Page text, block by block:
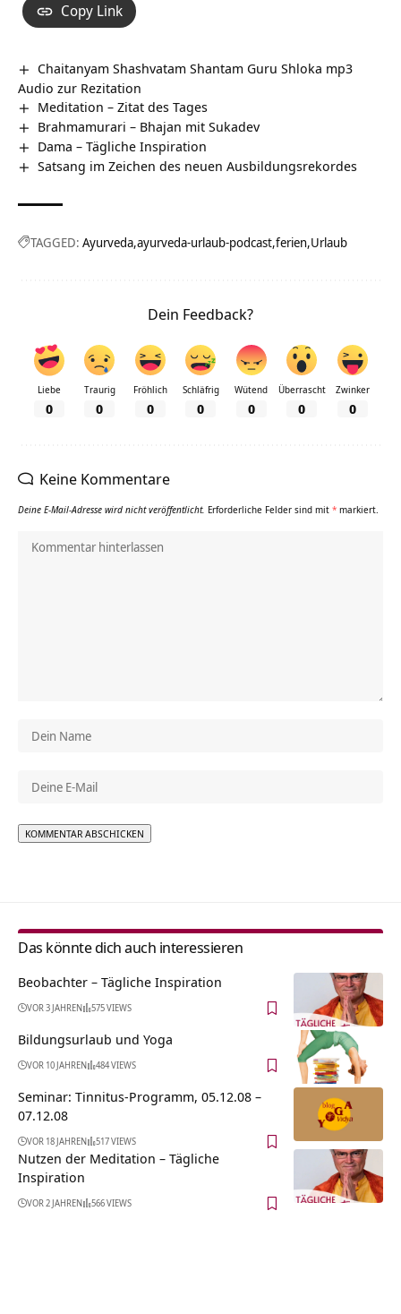
Copy Link
Chaitanyam Shashvatam Shantam Guru Shloka mp3
Audio zur Rezitation
Meditation – Zitat des Tages
Brahmamurari – Bhajan mit Sukadev
Dama – Tägliche Inspiration
Satsang im Zeichen des neuen Ausbildungsrekordes
TAGGED: Ayurveda ayurveda-urlaub-podcast ferien Urlaub
Dein Feedback?
Liebe
0
Traurig
0
Fröhlich
0
Schläfrig
0
Wütend
0
Überrascht
0
Zwinker
0
Keine Kommentare
Deine E-Mail-Adresse wird nicht veröffentlicht. Erforderliche Felder sind mit * markiert.
Das könnte dich auch interessieren
Beobachter – Tägliche Inspiration
VOR 3 JAHREN 575 VIEWS
Bildungsurlaub und Yoga
VOR 10 JAHREN 484 VIEWS
Seminar: Tinnitus-Programm, 05.12.08 –
07.12.08
VOR 18 JAHREN 517 VIEWS
Nutzen der Meditation – Tägliche
Inspiration
VOR 2 JAHREN 566 VIEWS